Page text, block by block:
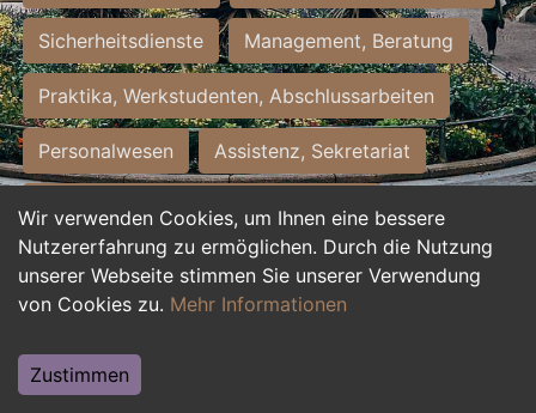
Wir verwenden Cookies, um Ihnen eine bessere
Nutzererfahrung zu ermöglichen. Durch die Nutzung
unserer Webseite stimmen Sie unserer Verwendung
von Cookies zu. Mehr Informationen
Zustimmen
Sicherheitsdienste Management, Beratung
Praktika, Werkstudenten, Abschlussarbeiten
Personalwesen Assistenz, Sekretariat
Hilfskräfte, Aushilfs- und Nebenjobs
Einkauf, Logistik, Materialwirtschaft
Weiterbildung, Studium, duale Ausbildung
Tourismus